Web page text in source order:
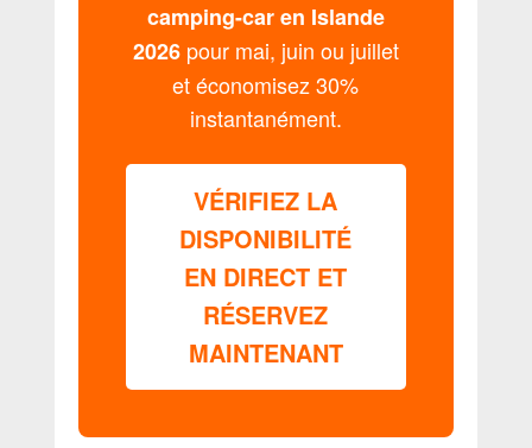
camping-car en Islande
2026pour mai, juin ou juillet
et économisez 30%
instantanément.
VÉRIFIEZ LA
DISPONIBILITÉ
EN DIRECT ET
RÉSERVEZ
MAINTENANT